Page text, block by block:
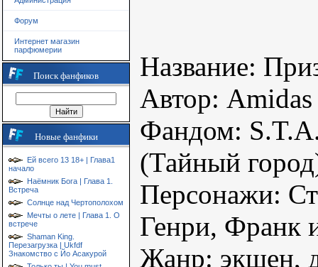
Форум
Интернет магазин
парфюмерии
Поиск фанфиков
Новые фанфики
Ей всего 13 18+ | Глава1
начало
Наёмник Бога | Глава 1.
Встреча
Солнце над Чертополохом
Мечты о лете | Глава 1. О
встрече
Shaman King.
Перезагрузка | Ukfdf
Знакомство с Йо Асакурой
Название:
Автор: Amidas
Фандом:
(Тайный
Персонажи:
Генри, Франк
Жанр: экшен,